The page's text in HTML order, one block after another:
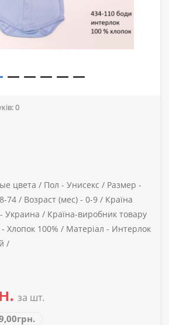
0
цвета / Пол - Унисекс / Размер -
74 / Возраст (мес) - 0-9 / Країна
Украина / Країна-виробник товару
Хлопок 100% / Матеріал - Интерлок
/
за шт.